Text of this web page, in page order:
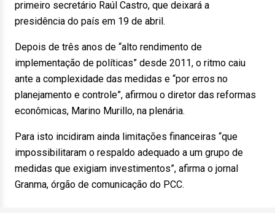
primeiro secretário Raúl Castro, que deixará a
presidência do país em 19 de abril.
Depois de três anos de “alto rendimento de
implementação de políticas” desde 2011, o ritmo caiu
ante a complexidade das medidas e “por erros no
planejamento e controle”, afirmou o diretor das reformas
econômicas, Marino Murillo, na plenária.
Para isto incidiram ainda limitações financeiras “que
impossibilitaram o respaldo adequado a um grupo de
medidas que exigiam investimentos”, afirma o jornal
Granma, órgão de comunicação do PCC.